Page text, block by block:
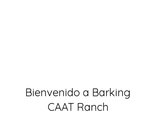
Bienvenido a Barking
CAAT Ranch